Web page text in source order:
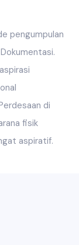
pengumpulan
di
fisik
aspiratif.